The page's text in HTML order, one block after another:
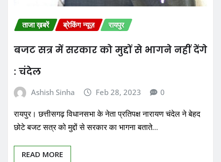
ताजा ख़बरें ब्रेकिंग न्यूज़ रायपुर
बजट सत्र में सरकार को मुद्दों से भागने नहीं देंगे
: चंदेल
Ashish Sinha Feb 28, 2023 0
रायपुर। छत्तीसगढ़ विधानसभा के नेता प्रतिपक्ष नारायण चंदेल ने बेहद
छोटे बजट सत्र को मुद्दों से सरकार का भागना बताते…
READ MORE